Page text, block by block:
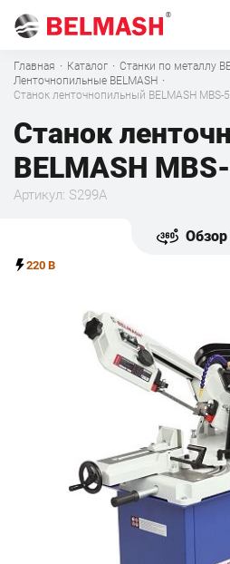
Главная · Каталог · Станки по металлу
Ленточнопильные BELMASH ·
Станок ленточнопильный BELMASH MBS-
Станок
BELMASH
Артикул: S299A
Обзор
220 В